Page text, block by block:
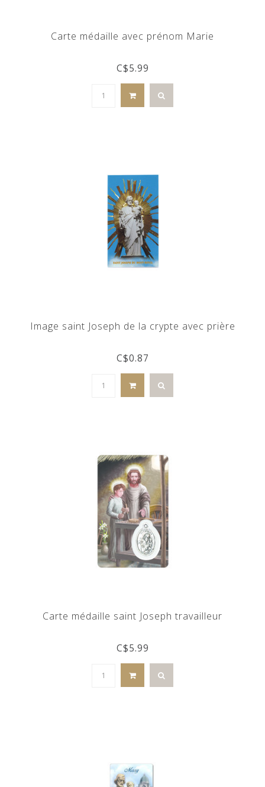
Carte médaille avec prénom Marie
C$5.99
Image saint Joseph de la crypte avec prière
C$0.87
Carte médaille saint Joseph travailleur
C$5.99